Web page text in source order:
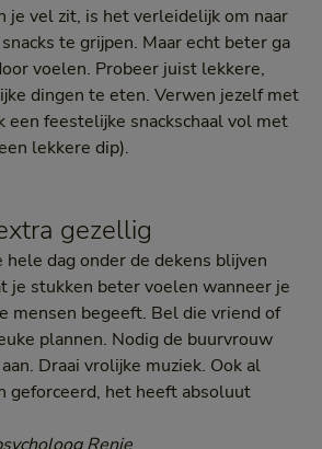
je vel zit, is het verleidelijk om naar
te grijpen. Maar echt beter ga
voelen. Probeer juist lekkere,
dingen te eten. Verwen jezelf met
een feestelijke snackschaal vol met
lekkere dip).
gezellig
dag onder de dekens blijven
je stukken beter voelen wanneer je
mensen begeeft. Bel die vriend of
plannen. Nodig de buurvrouw
Draai vrolijke muziek. Ook al
geforceerd, het heeft absoluut